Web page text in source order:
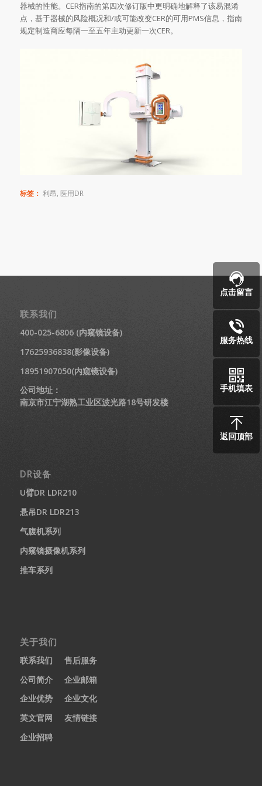
器械的性能。CER指南的第四次修订版中更明确地解释了该易混淆
点，基于器械的风险概况和/或可能改变CER的可用PMS信息，指南
规定制造商应每隔一至五年主动更新一次CER。
标签： 利昂 医用DR
联系我们
400-025-6806 (内窥镜设备)
17625936838(影像设备)
18951907050(内窥镜设备)
公司地址：
南京市江宁湖熟工业区波光路18号研发楼
DR设备
U臂DR LDR210
悬吊DR LDR213
气腹机系列
内窥镜摄像机系列
推车系列
关于我们
联系我们
售后服务
公司简介
企业邮箱
企业优势
企业文化
英文官网
友情链接
企业招聘
点击留言
服务热线
手机填表
返回顶部